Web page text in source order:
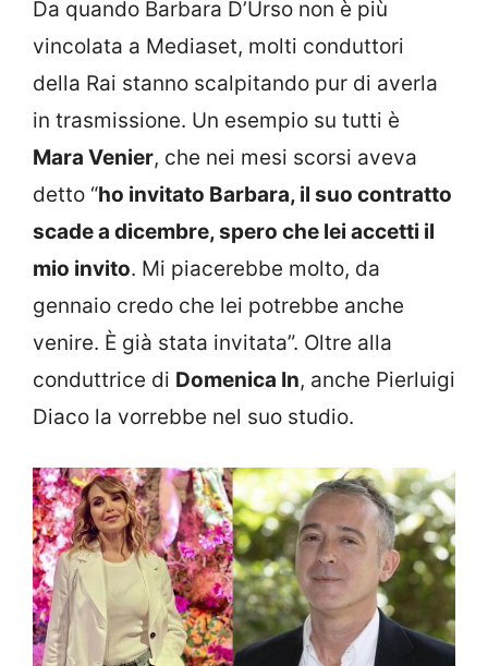
Da quando Barbara D’Urso non è più
vincolata a Mediaset, molti conduttori
della Rai stanno scalpitando pur di averla
in trasmissione. Un esempio su tutti è
Mara Venier, che nei mesi scorsi aveva
detto “ho invitato Barbara, il suo contratto
scade a dicembre, spero che lei accetti il
mio invito. Mi piacerebbe molto, da
gennaio credo che lei potrebbe anche
venire. È già stata invitata”. Oltre alla
conduttrice di Domenica In, anche Pierluigi
Diaco la vorrebbe nel suo studio.